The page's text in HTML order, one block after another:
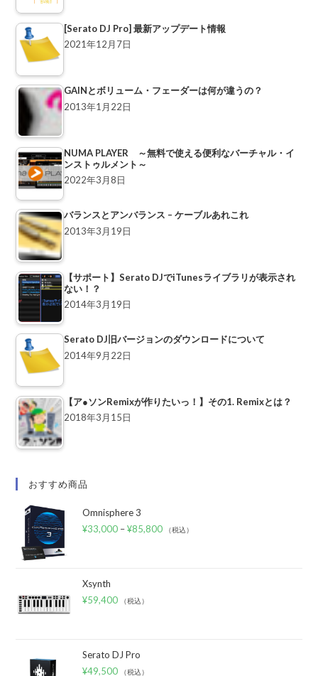
[Serato DJ Pro] 最新アップデート情報
2021年12月7日
GAINとボリューム・フェーダーは何が違うの？
2013年1月22日
NUMA PLAYER ～無料で使える便利なバーチャル・イ
ンストゥルメント～
2022年3月8日
バランスとアンバランス – ケーブルあれこれ
2013年3月19日
【サポート】Serato DJでiTunesライブラリが表示され
ない！？
2014年3月19日
Serato DJ旧バージョンのダウンロードについて
2014年9月22日
【ア●ソンRemixが作りたいっ！】その1. Remixとは？
2018年3月15日
おすすめ商品
Omnisphere 3
¥33,000 –¥85,800 （税込）
Xsynth
¥59,400 （税込）
Serato DJ Pro
¥49,500 （税込）